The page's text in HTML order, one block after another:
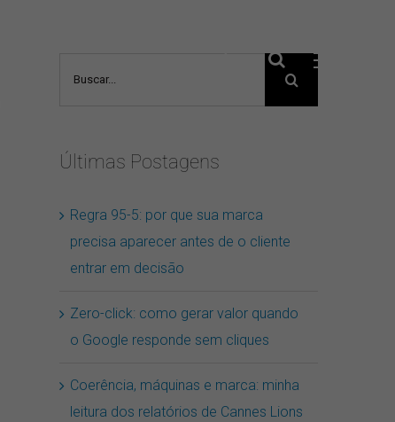
Últimas Postagens
Regra 95-5: por que sua marca
precisa aparecer antes de o cliente
entrar em decisão
Zero-click: como gerar valor quando
o Google responde sem cliques
Coerência, máquinas e marca: minha
leitura dos relatórios de Cannes Lions